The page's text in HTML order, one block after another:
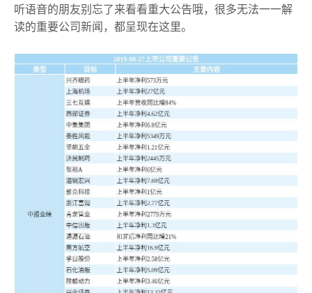
听语音的朋友别忘了来看看重大公告哦，很多无法一一解
读的重要公司新闻，都呈现在这里。